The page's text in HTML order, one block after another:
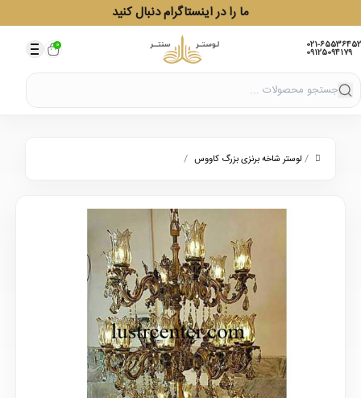
ما را در اینستاگرام دنبال کنید
021-65536452
09125094179
0
/ لوستر شاخه برنزی بزرگ کاووس /